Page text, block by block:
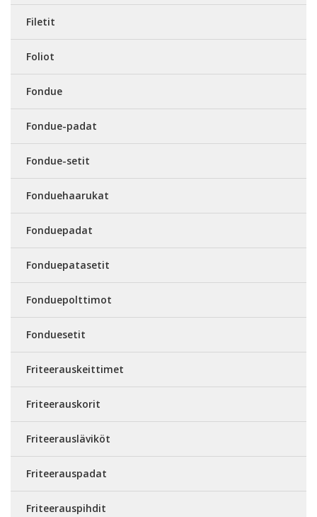
Filetit
Foliot
Fondue
Fondue-padat
Fondue-setit
Fonduehaarukat
Fonduepadat
Fonduepatasetit
Fonduepolttimot
Fonduesetit
Friteerauskeittimet
Friteerauskorit
Friteerausläviköt
Friteerauspadat
Friteerauspihdit